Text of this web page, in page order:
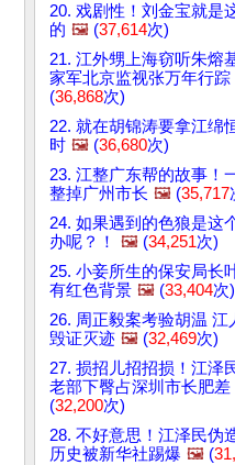
20. 戏剧性！刘金宝就是
的 🖼️ (37,614次)
21. 江外甥上海窃听朱熔
家军北京监视张万年行踪
(36,868次)
22. 就在胡锦涛要拿江绵
时 🖼️ (36,680次)
23. 江整广东帮的故事！
整掉广州市长 🖼️ (35,717
24. 如果遇到的色狼是这
办呢？！
🖼️ (34,251次)
25. 小妾所生的保安局长
有红色背景 🖼️ (33,404次)
26. 周正毅案考验胡温 江
毁证灭迹 🖼️ (32,469次)
27. 损招儿招招损！江泽
老部下臀占深圳市长肥差
(32,200次)
28. 不好意思！江泽民伪
历史被新华社踢爆 🖼️ (